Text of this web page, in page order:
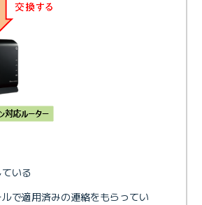
いる
で適用済みの連絡をもらってい